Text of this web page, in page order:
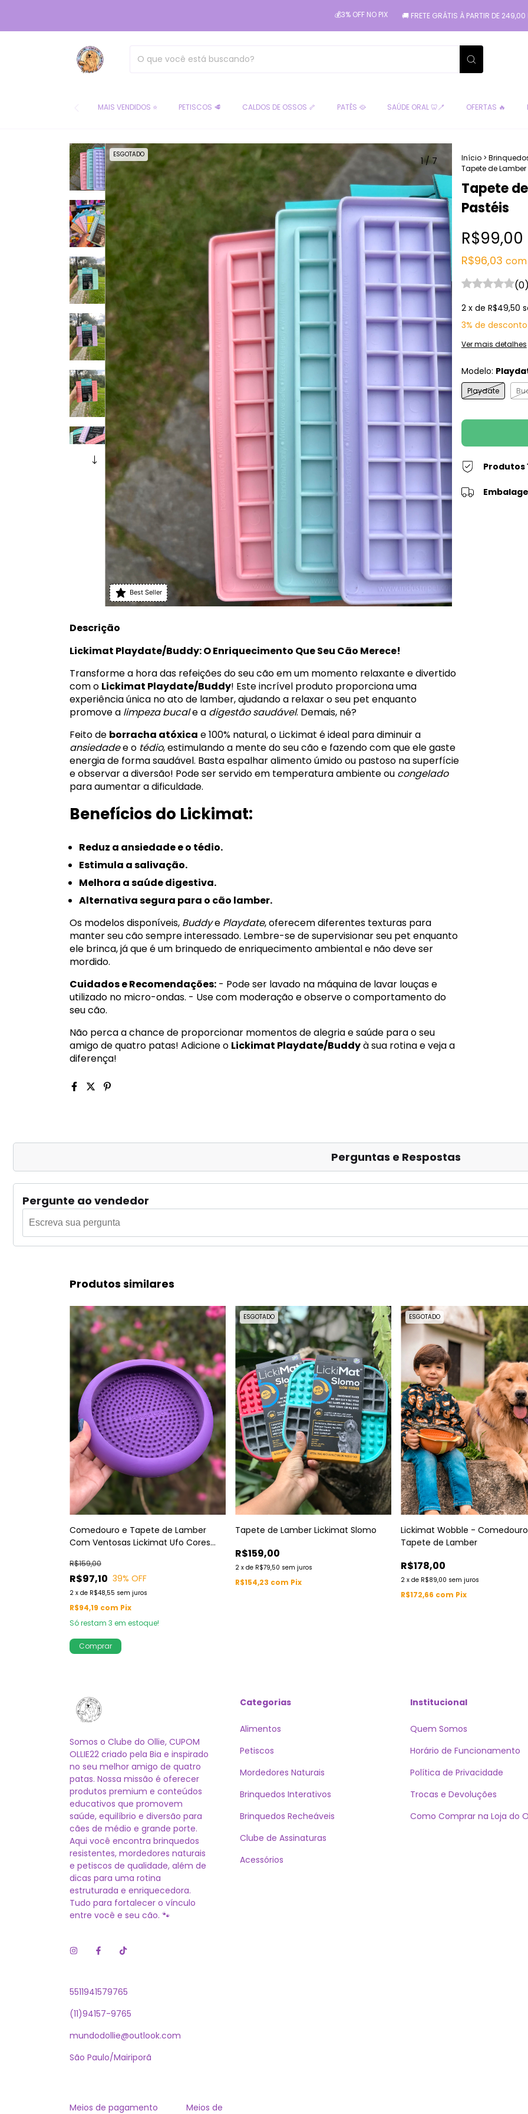
💰3% OFF NO PIX 🚚 FRETE GRÁTIS À PARTIR DE 249,00 PARA SÃO
MAIS VENDIDOS ⭐ PETISCOS 🥩 CALDOS DE OSSOS 🦴 PATÊS 🥘 SAÚDE ORAL 🦷🪥 OFERTAS 🔥
ESGOTADO
Best Seller
1/ 7 Início >
Tapete de
Tapete
Pastéis
R$99,00
R$96,03 com
2 x de R$49,50
3% de desconto
Ver mais detalhes
Modelo:
Playdate
Produtos
Descrição
Lickimat Playdate/Buddy: O Enriquecimento Que Seu Cão Merece!
Transforme a hora das refeições do seu cão em um momento relaxante e divertido
com o Lickimat Playdate/Buddy! Este incrível produto proporciona uma
experiência única no ato de lamber, ajudando a relaxar o seu pet enquanto
promove a limpeza bucale a digestão saudável. Demais, né?
Feito de borracha atóxica e 100% natural, o Lickimat é ideal para diminuir a
ansiedadee o tédio, estimulando a mente do seu cão e fazendo com que ele gaste
energia de forma saudável. Basta espalhar alimento úmido ou pastoso na superfície
e observar a diversão! Pode ser servido em temperatura ambiente ou congelado
para aumentar a dificuldade.
Benefícios do Lickimat:
Reduz a ansiedade e o tédio.
Estimula a salivação.
Melhora a saúde digestiva.
Alternativa segura para o cão lamber.
Os modelos disponíveis, Buddye Playdate, oferecem diferentes texturas para
manter seu cão sempre interessado. Lembre-se de supervisionar seu pet enquanto
ele brinca, já que é um brinquedo de enriquecimento ambiental e não deve ser
mordido.
Cuidados e Recomendações: - Pode ser lavado na máquina de lavar louças e
utilizado no micro-ondas. - Use com moderação e observe o comportamento do
seu cão.
Não perca a chance de proporcionar momentos de alegria e saúde para o seu
amigo de quatro patas! Adicione o Lickimat Playdate/Buddyà sua rotina e veja a
diferença!
Perguntas e Respostas
Pergunte ao vendedor
Produtos similares
Comedouro e Tapete de Lamber
Com Ventosas Lickimat Ufo Cores
R$97,10
R$159,00
39% OFF
2 x de R$48,55 sem juros
R$94,19 com Pix
Só restam 3 em estoque!
ESGOTADO
Tapete de Lamber Lickimat Slomo
R$159,00
2 x de R$79,50 sem juros
R$154,23 com Pix
ESGOTADO
Lickimat Wobble -
Tapete de Lamber
R$178,00
2 x de R$89,00 sem juros
R$172,66 com Pix
Somos o Clube do Ollie, CUPOM
OLLIE22 criado pela Bia e inspirado
no seu melhor amigo de quatro
patas. Nossa missão é oferecer
produtos premium e conteúdos
educativos que promovem
saúde, equilíbrio e diversão para
cães de médio e grande porte.
Aqui você encontra brinquedos
resistentes, mordedores naturais
e petiscos de qualidade, além de
dicas para uma rotina
estruturada e enriquecedora.
Tudo para fortalecer o vínculo
entre você e seu cão. 🐾
5511941579765
(11)94157-9765
mundodollie@outlook.com
São Paulo/Mairiporã
Categorias
Alimentos
Petiscos
Mordedores Naturais
Brinquedos Interativos
Brinquedos Recheáveis
Clube de Assinaturas
Acessórios
Institucional
Quem Somos
Horário de Funcionamento
Política de Privacidade
Trocas e Devoluções
Como Comprar na Loja do
Meios de pagamento
Meios de